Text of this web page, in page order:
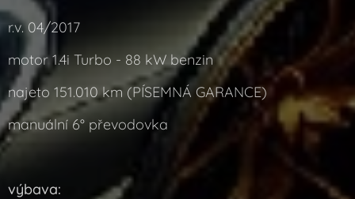
r.v. 04/2017
motor 1.4i Turbo - 88 kW benzin
najeto 151.010 km (PÍSEMNÁ GARANCE)
manuální 6° převodovka
výbava: